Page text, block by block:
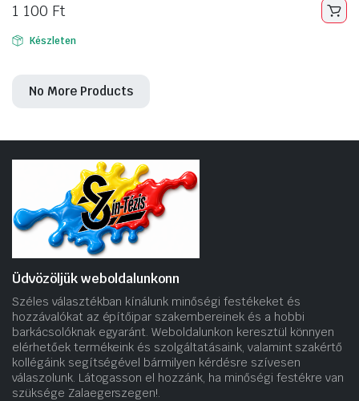
1 100 Ft
Készleten
No More Products
Üdvözöljük weboldalunkonn
Széles választékban kínálunk minőségi festékeket és
hozzávalókat az építőipar szakembereinek és a hobbi
barkácsolóknak egyaránt. Weboldalunkon keresztül könnyen
elérhetőek termékeink és szolgáltatásaink, valamint szakértő
kollégáink segítségével bármilyen kérdésre szívesen
válaszolunk. Látogasson el hozzánk, ha minőségi festékre van
szüksége Zalaegerszegen!.